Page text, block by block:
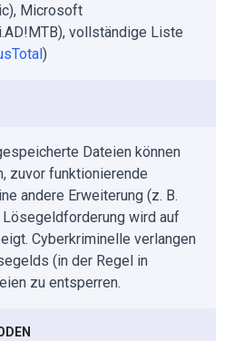
Microsoft
vollständige Liste
)
Dateien können
zuvor funktionierende
andere Erweiterung (z. B.
Lösegeldforderung wird auf
Cyberkriminelle verlangen
(in der Regel in
zu entsperren.